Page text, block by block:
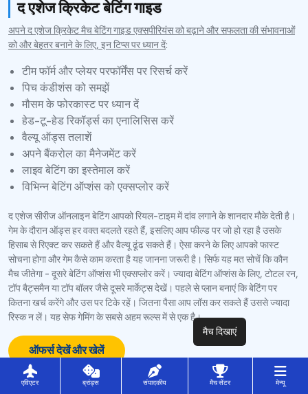
एविएटर ब्रांड्स संपादकीय मैच सेंटर मेन्यू
द एशेज क्रिकेट बेटिंग गाइड
अपने द एशेज क्रिकेट मैच बेटिंग गाइड एक्सपीरियंस को बढ़ाने और सफलता की संभावनाओं
को और बेहतर बनाने के लिए, इन टिप्स पर ध्यान दें:
टीम फॉर्म और प्लेयर परफॉर्मेंस पर रिसर्च करें
पिच कंडीशंस को समझें
मौसम के फोरकास्ट पर ध्यान दें
हेड-टू-हेड रिकॉर्ड्स का एनालिसिस करें
वैल्यू ऑड्स तलाशें
अपने बैंकरोल का मैनेजमेंट करें
लाइव बेटिंग का इस्तेमाल करें
विभिन्न बेटिंग ऑप्शंस को एक्सप्लोर करें
द एशेज सीरीज ऑनलाइन बेटिंग आपको रियल-टाइम में दांव लगाने के शानदार मौके देती है।
गेम के दौरान ऑड्स हर वक्त बदलते रहते हैं, इसलिए आप फील्ड पर जो हो रहा है उसके
हिसाब से रिएक्ट कर सकते हैं और वैल्यू ढूंढ सकते हैं। ऐसा करने के लिए आपको फास्ट
सोचना होगा और गेम कैसे काम करता है यह जानना जरूरी है। सिर्फ यह मत सोचें कि कौन
मैच जीतेगा - दूसरे बेटिंग ऑप्शंस भी एक्सप्लोर करें। ज्यादा बेटिंग ऑप्शंस के लिए, टोटल रन,
टॉप बैट्समैन या टॉप बॉलर जैसे दूसरे मार्केट्स देखें। पहले से प्लान बनाएं कि बेटिंग पर
कितना खर्च करेंगे और उस पर टिके रहें। जितना पैसा आप लॉस कर सकते हैं उससे ज्यादा
रिस्क न लें। यह सेफ गेमिंग के सबसे अहम रूल्स में से एक है।
ऑफर्स देखें और खेलें
आपजानते हैं
मैच दिखाएं